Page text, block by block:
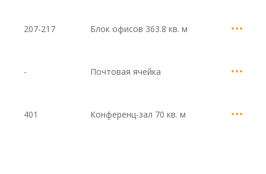
207-217 Блок офисов 363.8 кв. м
- Почтовая ячейка
401 Конференц-зал 70 кв. м